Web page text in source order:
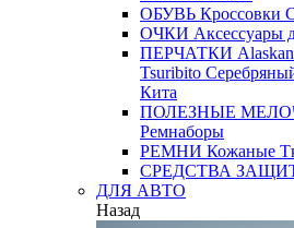
ОБУВЬ Кроссовки
ОЧКИ Аксессуары
ПЕРЧАТКИ Alaskan
Tsuribito
Кита
ПОЛЕЗНЫЕ
Ремнаборы
РЕМНИ Кожаные
СРЕДСТВА
ДЛЯ АВТО
Назад